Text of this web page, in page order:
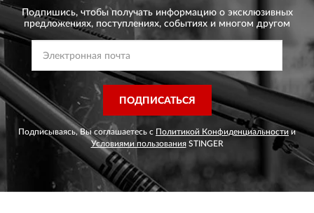
Подпишись, чтобы получать информацию о эксклюзивных
предложениях, поступлениях, событиях и многом другом
ПОДПИСАТЬСЯ
Подписываясь, Вы соглашаетесь с Политикой Конфиденциальности и
Условиями пользованияSTINGER